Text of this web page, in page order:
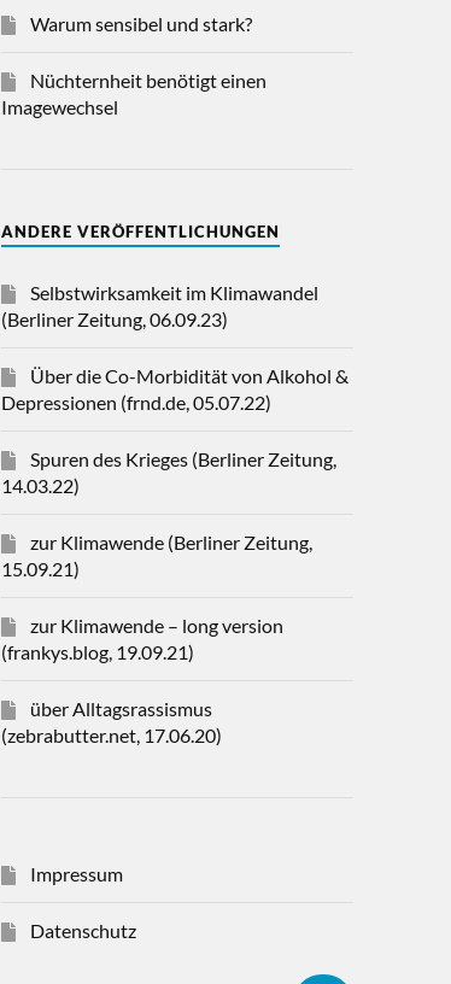
Warum sensibel und stark?
Nüchternheit benötigt einen
Imagewechsel
ANDERE VERÖFFENTLICHUNGEN
Selbstwirksamkeit im Klimawandel
(Berliner Zeitung, 06.09.23)
Über die Co-Morbidität von Alkohol &
Depressionen (frnd.de, 05.07.22)
Spuren des Krieges (Berliner Zeitung,
14.03.22)
zur Klimawende (Berliner Zeitung,
15.09.21)
zur Klimawende – long version
(frankys.blog, 19.09.21)
über Alltagsrassismus
(zebrabutter.net, 17.06.20)
Impressum
Datenschutz